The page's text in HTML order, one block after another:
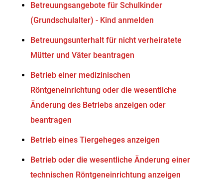
Betreuungsangebote für Schulkinder
(Grundschulalter) - Kind anmelden
Betreuungsunterhalt für nicht verheiratete
Mütter und Väter beantragen
Betrieb einer medizinischen
Röntgeneinrichtung oder die wesentliche
Änderung des Betriebs anzeigen oder
beantragen
Betrieb eines Tiergeheges anzeigen
Betrieb oder die wesentliche Änderung einer
technischen Röntgeneinrichtung anzeigen